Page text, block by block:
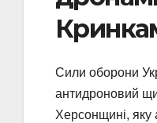
Сили оборони
антидроновий
Херсонщині,